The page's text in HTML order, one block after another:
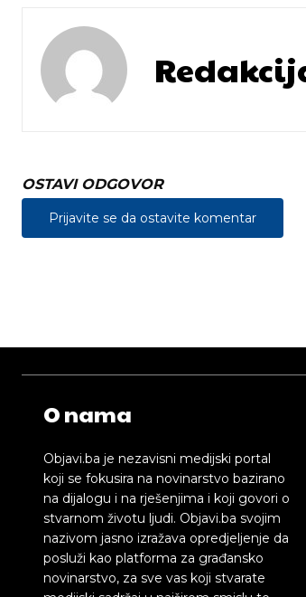
OSTAVI ODGOVOR
Prijavite se da ostavite komentar
O nama
Objavi.ba je nezavisni medijski portal
koji se fokusira na novinarstvo bazirano
na dijalogu i na rješenjima i koji govori o
stvarnom životu ljudi. Objavi.ba svojim
nazivom jasno izražava opredjeljenje da
posluži kao platforma za građansko
novinarstvo, za sve vas koji stvarate